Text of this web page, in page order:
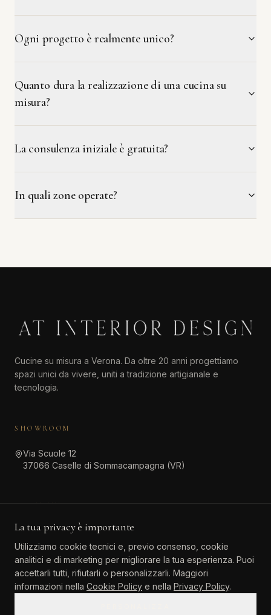
Ogni progetto è realmente unico?
Quanto dura la realizzazione di una cucina su
misura?
La consulenza iniziale è gratuita?
In quali zone operate?
Cucine su misura a Verona. Da oltre 20 anni progettiamo
spazi unici da vivere, uniti a tradizione artigianale e
tecnologia.
SHOWROOM
Via Scuole 12
37066 Caselle di Sommacampagna (VR)
045 511 6381
info@atinteriordesign.it
tarallo.agostino@pec.it
La tua privacy è importante
Utilizziamo cookie tecnici e, previo consenso, cookie
analitici e di marketing per migliorare la tua esperienza. Puoi
accettarli tutti, rifiutarli o personalizzarli. Maggiori
informazioni nella Cookie Policy e nella Privacy Policy.